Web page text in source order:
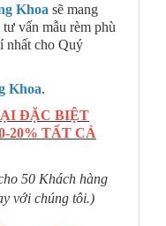
Khoa sẽ mang
vấn mẫu rèm phù
nhất cho Quý
Khoa.
ĐẶC BIỆT
20% TẤT CẢ
50 Khách hàng
với chúng tôi.)